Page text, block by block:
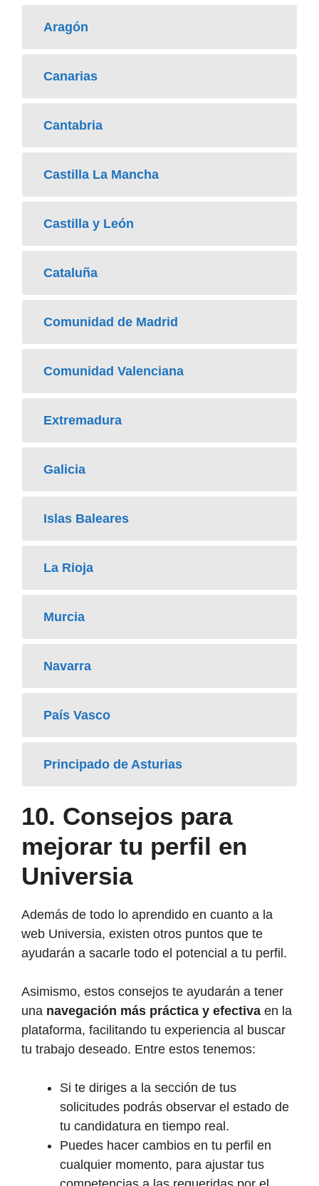
Aragón
Canarias
Cantabria
Castilla La Mancha
Castilla y León
Cataluña
Comunidad de Madrid
Comunidad Valenciana
Extremadura
Galicia
Islas Baleares
La Rioja
Murcia
Navarra
País Vasco
Principado de Asturias
10. Consejos para
mejorar tu perfil en
Universia
Además de todo lo aprendido en cuanto a la
web Universia, existen otros puntos que te
ayudarán a sacarle todo el potencial a tu perfil.
Asimismo, estos consejos te ayudarán a tener
una navegación más práctica y efectiva en la
plataforma, facilitando tu experiencia al buscar
tu trabajo deseado. Entre estos tenemos:
Si te diriges a la sección de tus
solicitudes podrás observar el estado de
tu candidatura en tiempo real.
Puedes hacer cambios en tu perfil en
cualquier momento, para ajustar tus